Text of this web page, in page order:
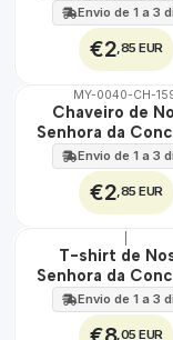
Envio de 1 a 3
€2,85 EUR
🇵🇹
100%
MY-0040-CH-
Chaveiro de
Senhora da
Envio de 1 a 3
€2,85 EUR
🇵🇹
100%
T-shirt de
Senhora da
Envio de 1 a 3
,05 EUR